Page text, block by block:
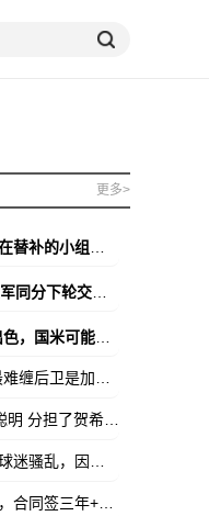
更多>
会以替补出战巴萨
林暂领先降级区7分
放弃引进维卡里奥
他的速度让我惊讶
和史密斯的进攻压力
涅落泪、被球迷嘘
+基础年薪500万欧